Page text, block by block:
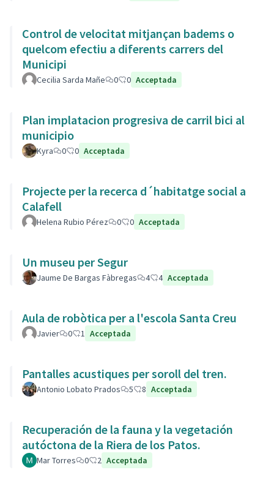
Control de velocitat mitjançan badems o
quelcom efectiu a diferents carrers del
Municipi
Cecilia Sarda Mañe 0 0 Acceptada
Plan implatacion progresiva de carril bici al
municipio
Kyra 0 0 Acceptada
Projecte per la recerca d´habitatge social a
Calafell
Helena Rubio Pérez 0 0 Acceptada
Un museu per Segur
Jaume De Bargas Fàbregas 4 4 Acceptada
Aula de robòtica per a l'escola Santa Creu
Javier 0 1 Acceptada
Pantalles acustiques per soroll del tren.
Antonio Lobato Prados 5 8 Acceptada
Recuperación de la fauna y la vegetación
autóctona de la Riera de los Patos.
Mar Torres 0 2 Acceptada